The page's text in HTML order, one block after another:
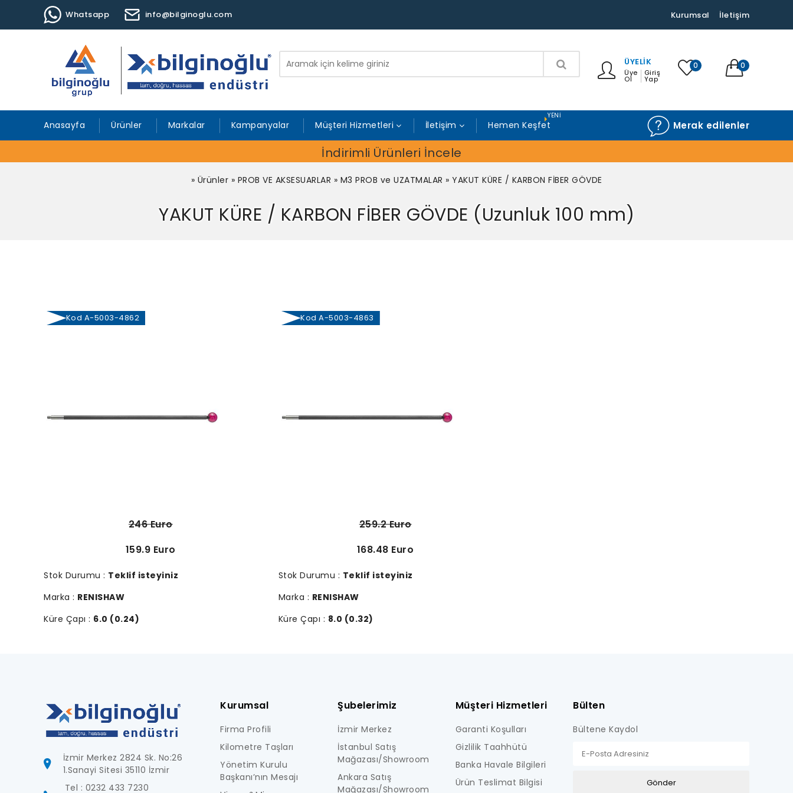
Whatsapp info@bilginoglu.com Kurumsal İletişim
ÜYELIK
Üye
Ol
Giriş
Yap
0 0
Anasayfa Ürünler Markalar Kampanyalar Müşteri Hizmetleri İletişim Hemen Keşfet
YENI
Merak edilenler
İndirimli Ürünleri İncele
» Ürünler » PROB VE AKSESUARLAR » M3 PROB ve UZATMALAR » YAKUT KÜRE / KARBON FİBER GÖVDE
YAKUT KÜRE / KARBON FİBER GÖVDE (Uzunluk 100 mm)
Kod A-5003-4862
246 Euro
159.9 Euro
Stok Durumu : Teklif isteyiniz
Marka : RENISHAW
Küre Çapı : 6.0 (0.24)
Kod A-5003-4863
259.2 Euro
168.48 Euro
Stok Durumu : Teklif isteyiniz
Marka : RENISHAW
Küre Çapı : 8.0 (0.32)
İzmir Merkez 2824 Sk. No:26
1.Sanayi Sitesi 35110 İzmir
Tel : 0232 433 7230
Kurumsal
Firma Profili
Kilometre Taşları
Yönetim Kurulu
Başkanı’nın Mesajı
Şubelerimiz
İzmir Merkez
İstanbul Satış
Mağazası/Showroom
Ankara Satış
Mağazası/Showroom
Müşteri Hizmetleri
Garanti Koşulları
Gizlilik Taahhütü
Banka Havale Bilgileri
Ürün Teslimat Bilgisi
Bülten
Bültene Kaydol